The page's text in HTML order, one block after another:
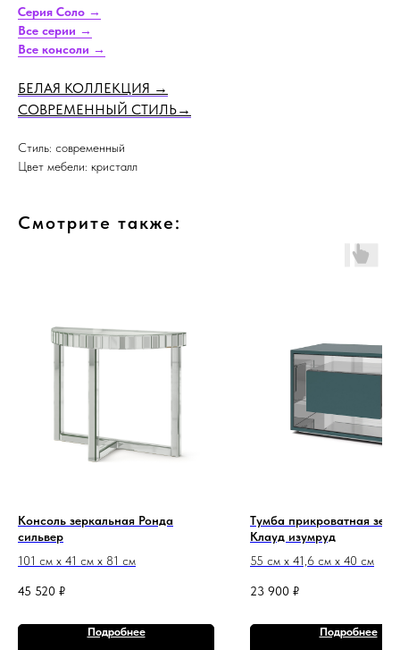
Серия Соло →
Все серии →
Все консоли →
БЕЛАЯ КОЛЛЕКЦИЯ →
СОВРЕМЕННЫЙ СТИЛЬ→
Стиль: современный
Цвет мебели: кристалл
Смотрите также:
Консоль зеркальная Ронда
сильвер
101 см х 41 см х 81 см
45 520 ₽
Подробнее
Тумба прикроватная
Клауд изумруд
55 см х 41,6 см х 40 см
23 900 ₽
Подробнее